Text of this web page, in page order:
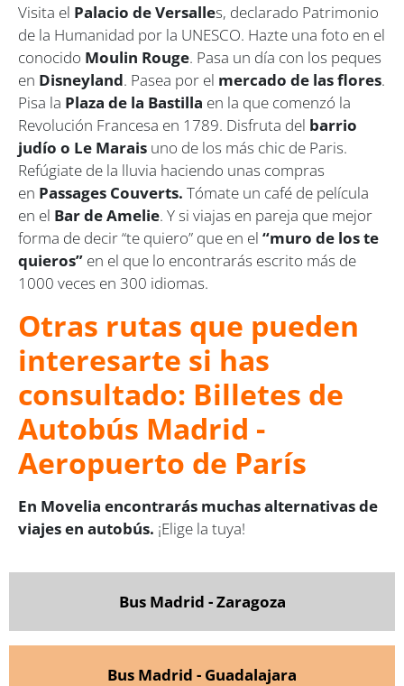
Visita el Palacio de Versalles, declarado Patrimonio
de la Humanidad por la UNESCO. Hazte una foto en el
conocido Moulin Rouge. Pasa un día con los peques
en Disneyland. Pasea por el mercado de las flores.
Pisa la Plaza de la Bastilla en la que comenzó la
Revolución Francesa en 1789. Disfruta del barrio
judío o Le Marais uno de los más chic de Paris.
Refúgiate de la lluvia haciendo unas compras
en Passages Couverts. Tómate un café de película
en el Bar de Amelie. Y si viajas en pareja que mejor
forma de decir “te quiero” que en el “muro de los te
quieros” en el que lo encontrarás escrito más de
1000 veces en 300 idiomas.
Otras rutas que pueden
interesarte si has
consultado: Billetes de
Autobús Madrid -
Aeropuerto de París
En Movelia encontrarás muchas alternativas de
viajes en autobús. ¡Elige la tuya!
Bus Madrid - Zaragoza
Bus Madrid - Guadalajara